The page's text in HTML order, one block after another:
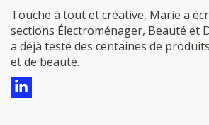
​​​​​​​​Touche à tout et créative, Marie a
sections Électroménager, Beauté et
a déjà testé des centaines de
et de beauté.